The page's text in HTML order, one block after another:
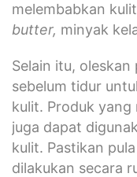
melembabkan
butter, minyak
Selain itu,
sebelum tidur
kulit. Produk
juga dapat
kulit. Pastikan
dilakukan secara